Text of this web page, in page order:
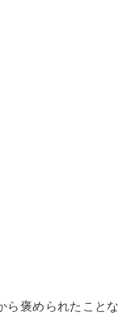
ら褒められたことな